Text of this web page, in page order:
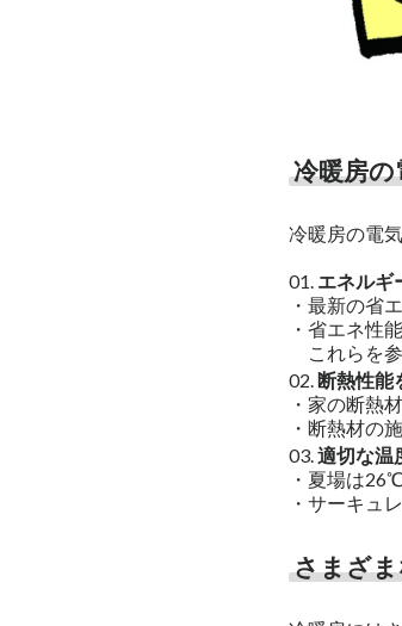
冷暖房
冷暖房の電
エネルギ
・最新の省
・省エネ性
これらを参
断熱性能
・家の断熱
・断熱材の
適切な温
・夏場は
・サーキュ
さまざ